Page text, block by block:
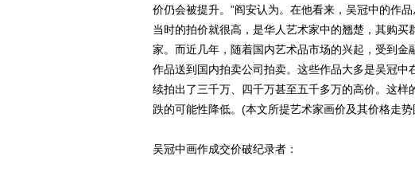
价仍会被提升。”阎安认为。在他看来，吴冠中的作
当时的拍价就很高，是华人艺术家中的翘楚，其购
家。而近几年，随着国内艺术品市场的兴起，受到
作品送到国内拍卖公司拍卖。这些作品大多是吴冠
续拍出了三千万、四千万甚至五千多万的高价。这
跌的可能性降低。(本文所提艺术家画价及其价格走
吴冠中画作成交价破纪录者：